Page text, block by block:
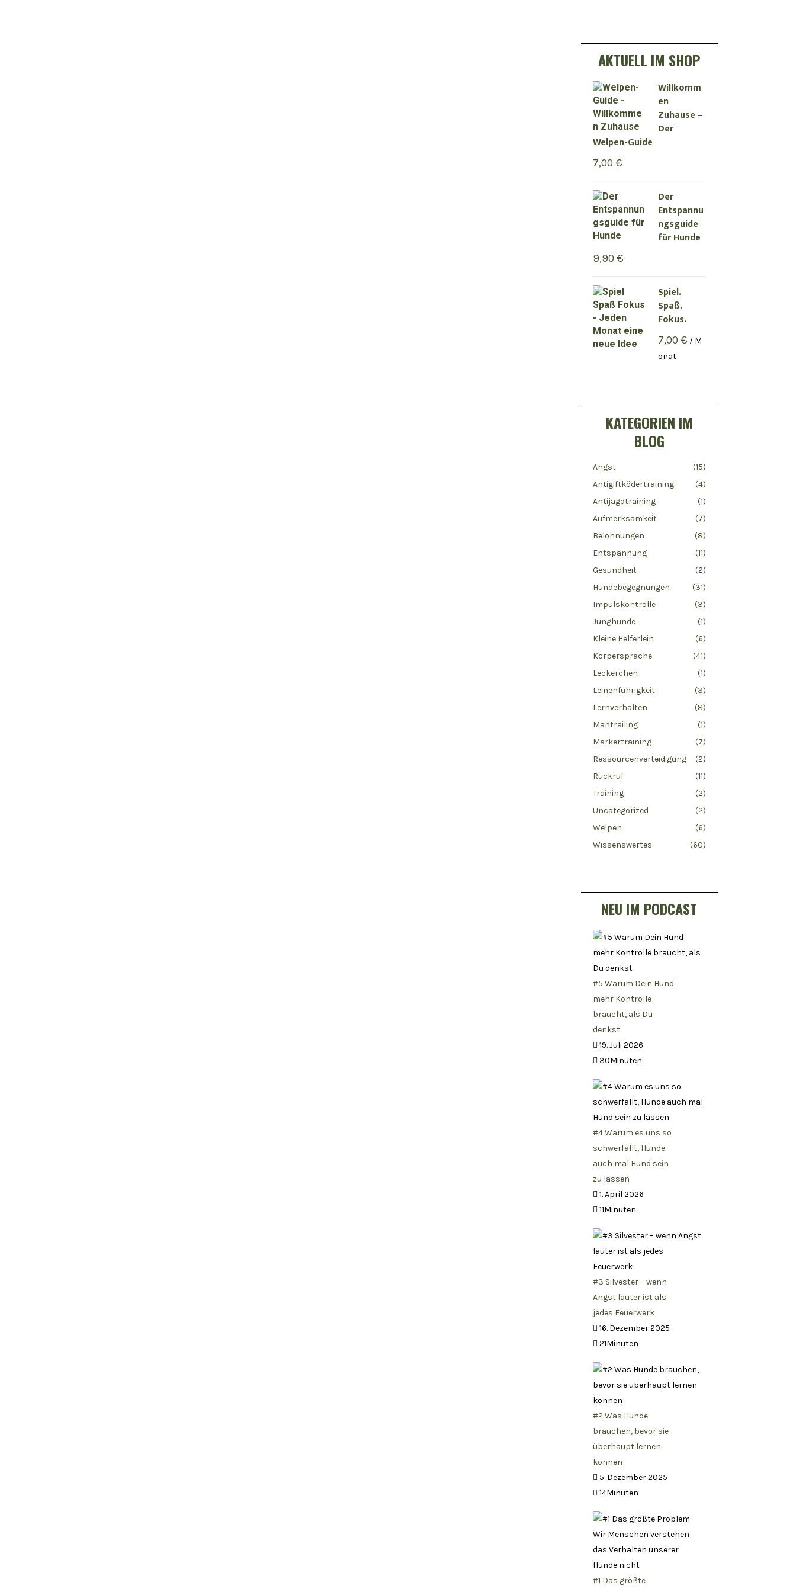
AKTUELL IM SHOP
Willkomm
en
Zuhause –
Der
Welpen-Guide
7,00 €
Der
Entspannu
ngsguide
für Hunde
9,90 €
Spiel.
Spaß.
Fokus.
7,00 € / M
onat
KATEGORIEN IM
BLOG
Angst
(15)
Antigiftködertraining
(4)
Antijagdtraining
(1)
Aufmerksamkeit
(7)
Belohnungen
(8)
Entspannung
(11)
Gesundheit
(2)
Hundebegegnungen
(31)
Impulskontrolle
(3)
Junghunde
(1)
Kleine Helferlein
(6)
Körpersprache
(41)
Leckerchen
(1)
Leinenführigkeit
(3)
Lernverhalten
(8)
Mantrailing
(1)
Markertraining
(7)
Ressourcenverteidigung
(2)
Rückruf
(11)
Training
(2)
Uncategorized
(2)
Welpen
(6)
Wissenswertes
(60)
NEU IM PODCAST
#5 Warum Dein Hund
mehr Kontrolle
braucht, als Du
denkst
19. Juli 2026
30Minuten
#4 Warum es uns so
schwerfällt, Hunde
auch mal Hund sein
zu lassen
1. April 2026
11Minuten
#3 Silvester – wenn
Angst lauter ist als
jedes Feuerwerk
16. Dezember 2025
21Minuten
#2 Was Hunde
brauchen, bevor sie
überhaupt lernen
können
5. Dezember 2025
14Minuten
#1 Das größte